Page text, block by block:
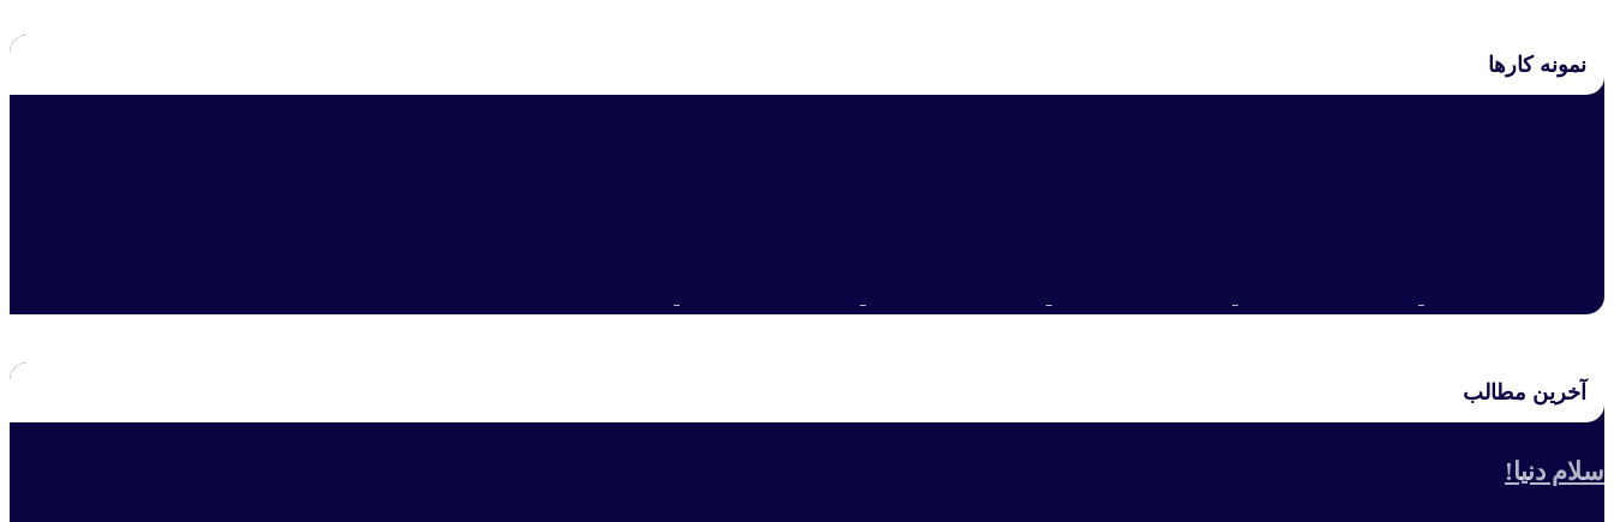
نمونه کارها
آخرین مطالب
سلام دنیا!